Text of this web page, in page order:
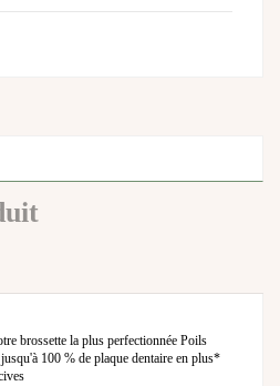
brossette la plus perfectionnée Poils
100 % de plaque dentaire en plus*